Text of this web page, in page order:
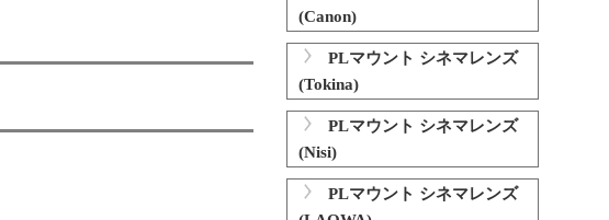
(Canon)
PLマウント シネマレンズ
(Tokina)
PLマウント シネマレンズ
(Nisi)
PLマウント シネマレンズ